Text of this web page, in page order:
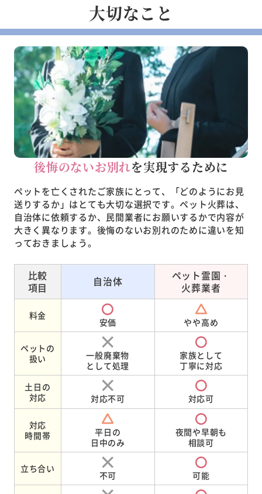
大切なこと
後悔のないお別れを実現するために
ペットを亡くされたご家族にとって、「どのようにお見
送りするか」はとても大切な選択です。ペット火葬は、
自治体に依頼するか、民間業者にお願いするかで内容が
大きく異なります。後悔のないお別れのために違いを知
っておきましょう。
比較
項目
自治体
ペット霊園・
火葬業者
料金
安価 やや高め
ペットの
扱い
一般廃棄物
として処理
家族として
丁寧に対応
土日の
対応
対応不可 対応可
対応
時間帯
平日の
日中のみ
夜間や早朝も
相談可
立ち合い
不可 可能